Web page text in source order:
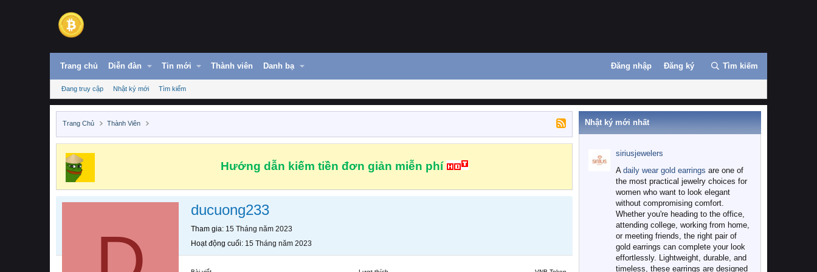
Trang chủ Diễn đàn Tin mới Thành viên Danh bạ Đăng nhập Đăng ký Tìm kiếm
Đang truy cập Nhật ký mới Tìm kiếm
Trang Chủ Thành Viên
Hướng dẫn kiếm tiền đơn giản miễn phí
ducuong233
Tham gia 15 Tháng năm 2023
Hoạt động cuối 15 Tháng năm 2023
Nhật ký mới nhất
siriusjewelers
A daily wear gold earrings are one of
the most practical jewelry choices for
women who want to look elegant
without compromising comfort.
Whether you're heading to the office,
attending college, working from home,
or meeting friends, the right pair of
gold earrings can complete your look
effortlessly. Lightweight, durable, and
timeless, these earrings are designed